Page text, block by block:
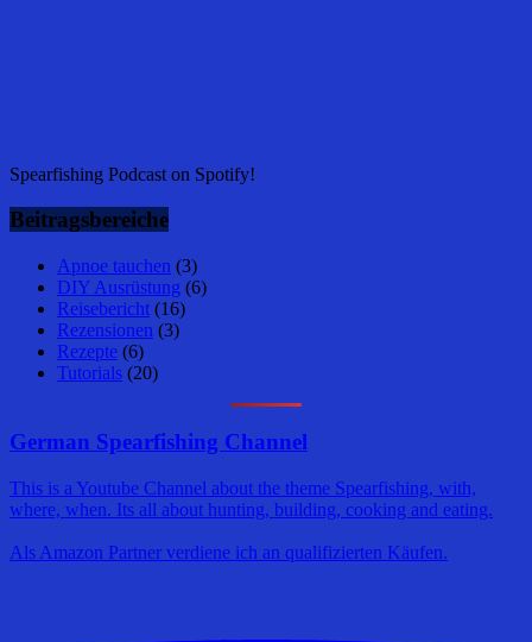
Spearfishing Podcast on Spotify!
Beitragsbereiche
Apnoe tauchen (3)
DIY Ausrüstung (6)
Reisebericht (16)
Rezensionen (3)
Rezepte (6)
Tutorials (20)
German Spearfishing Channel
This is a Youtube Channel about the theme Spearfishing, with,
where, when. Its all about hunting, building, cooking and eating.
Als Amazon Partner verdiene ich an qualifizierten Käufen.